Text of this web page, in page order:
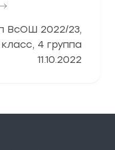
ВсОШ 2022/23,
4 группа
11.10.2022